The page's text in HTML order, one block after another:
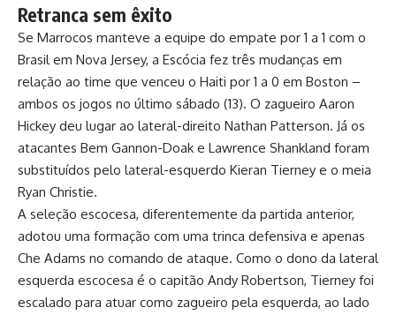
Retranca sem êxito
Se Marrocos manteve a equipe do empate por 1 a 1 com o
Brasil em Nova Jersey, a Escócia fez três mudanças em
relação ao time que venceu o Haiti por 1 a 0 em Boston –
ambos os jogos no último sábado (13). O zagueiro Aaron
Hickey deu lugar ao lateral-direito Nathan Patterson. Já os
atacantes Bem Gannon-Doak e Lawrence Shankland foram
substituídos pelo lateral-esquerdo Kieran Tierney e o meia
Ryan Christie.
A seleção escocesa, diferentemente da partida anterior,
adotou uma formação com uma trinca defensiva e apenas
Che Adams no comando de ataque. Como o dono da lateral
esquerda escocesa é o capitão Andy Robertson, Tierney foi
escalado para atuar como zagueiro pela esquerda, ao lado